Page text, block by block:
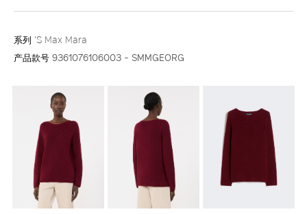
系列 'S Max Mara
产品款号 9361076106003 - SMMGEORG